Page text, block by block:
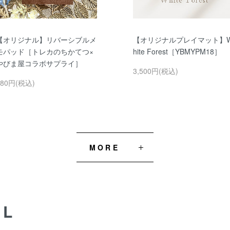
オリジナル】リバーシブルメ
パッド［トレカのちかてつ×
びま屋コラボサプライ］
円(税込)
【オリジナルプレイマット】
hite Forest［YBMYPM18］
3,500円(税込)
MORE